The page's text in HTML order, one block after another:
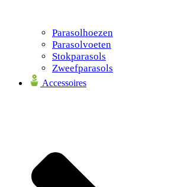
Parasolhoezen
Parasolvoeten
Stokparasols
Zweefparasols
Accessoires